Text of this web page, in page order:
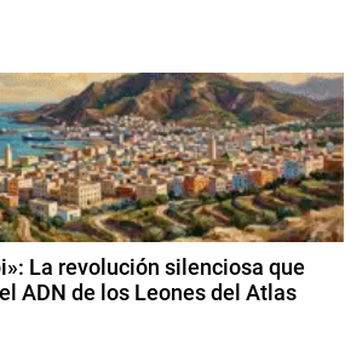
La revolución silenciosa que
ADN de los Leones del Atlas